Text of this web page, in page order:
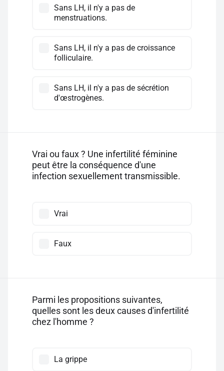
Sans LH, il n'y a pas de
menstruations.
Sans LH, il n'y a pas de croissance
folliculaire.
Sans LH, il n'y a pas de sécrétion
d'œstrogènes.
Vrai ou faux ? Une infertilité féminine
peut être la conséquence d'une
infection sexuellement transmissible.
Vrai
Faux
Parmi les propositions suivantes,
quelles sont les deux causes d'infertilité
chez l'homme ?
La grippe